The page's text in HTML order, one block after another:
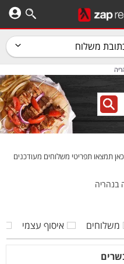
משלוח
תמצאו תפריטי משלוחים מעודכנים
משלוחים איסוף עצמי